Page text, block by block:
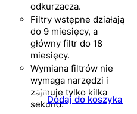
odkurzacza.
Filtry wstępne działają
do 9 miesięcy, a
główny filtr do 18
miesięcy.
Wymiana filtrów nie
wymaga narzędzi i
zajmuje tylko kilka
sekund.Dodaj do koszyka